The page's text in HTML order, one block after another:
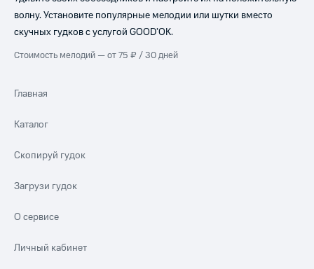
волну. Установите популярные мелодии или шутки вместо
скучных гудков с услугой GOOD’OK.
Стоимость мелодий — от 75 ₽ / 30 дней
Главная
Каталог
Скопируй гудок
Загрузи гудок
О сервисе
Личный кабинет